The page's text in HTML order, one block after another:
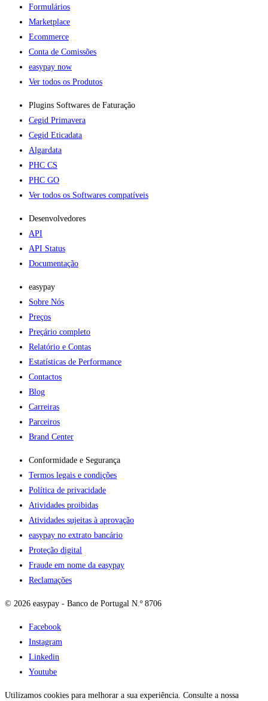
Formulários
Marketplace
Ecommerce
Conta de Comissões
easypay now
Ver todos os Produtos
Plugins Softwares de Faturação​
Cegid Primavera
Cegid Eticadata
Algardata
PHC CS
PHC GO
Ver todos os Softwares compatíveis
Desenvolvedores
API
API Status
Documentação
easypay
Sobre Nós
Preços
Preçário completo
Relatório e Contas
Estatísticas de Performance
Contactos
Blog
Carreiras
Parceiros
Brand Center
Conformidade e Segurança
Termos legais e condições
Política de privacidade
Atividades proibidas
Atividades sujeitas à aprovação
easypay no extrato bancário
Proteção digital
Fraude em nome da easypay
Reclamações
© 2026 easypay - Banco de Portugal N.º 8706
Facebook
Instagram
Linkedin
Youtube
Utilizamos cookies para melhorar a sua experiência. Consulte a nossa